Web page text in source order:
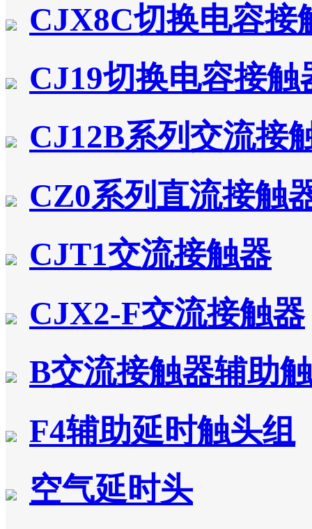
CJX8C切换电容接
CJ19切换电容接触
CJ12B系列交流接
CZ0系列直流接触
CJT1交流接触器
CJX2-F交流接触器
B交流接触器辅助
F4辅助延时触头组
空气延时头